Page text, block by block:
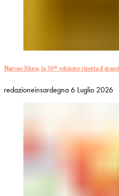
Narcao Blues, la 36ª edizione riporta il
redazioneinsardegna6 Luglio 2026